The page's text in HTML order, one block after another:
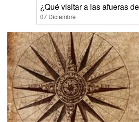
¿Qué visitar a las afueras
07 Diciembre